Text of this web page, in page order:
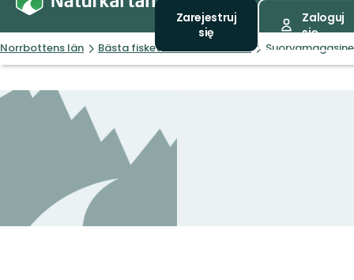
Zarejestruj
się
Zaloguj
się
Norrbottens län Bästa fisket i Norrbottens län